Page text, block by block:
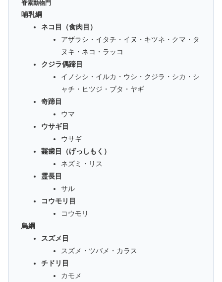
脊索動物門
哺乳綱
ネコ目（食肉目）
アザラシ・イタチ・イヌ・キツネ・クマ・タ
ヌキ・ネコ・ラッコ
クジラ偶蹄目
イノシシ・イルカ・ウシ・クジラ・シカ・シ
ャチ・ヒツジ・ブタ・ヤギ
奇蹄目
ウマ
ウサギ目
ウサギ
齧歯目（げっしもく）
ネズミ・リス
霊長目
サル
コウモリ目
コウモリ
鳥綱
スズメ目
スズメ・ツバメ・カラス
チドリ目
カモメ